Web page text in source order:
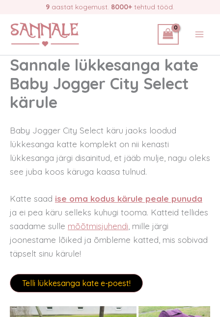
content
9 aastat kogemust. 8000+ tehtud tööd.
Sannale lükkesanga kate
Baby Jogger City Select
kärule
Baby Jogger City Select käru jaoks loodud
lükkesanga katte komplekt on nii kenasti
lükkesanga järgi disainitud, et jääb mulje, nagu oleks
see juba koos käruga kaasa tulnud.
Katte saad ise oma kodus kärule peale punuda
ja ei pea käru selleks kuhugi tooma. Katteid tellides
saadame sulle mõõtmisjuhendi , mille järgi
joonestame lõiked ja õmbleme katted, mis sobivad
täpselt sinu kärule!
Telli lükkesanga kate e-poest!